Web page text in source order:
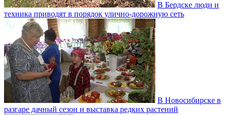
В Бердске люди и
техника приводят в порядок улично‑дорожную сеть
В Новосибирске в
разгаре дачный сезон и выставка редких растений